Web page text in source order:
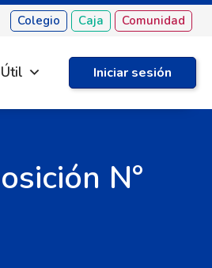
Colegio Caja Comunidad
Iniciar sesión
N°